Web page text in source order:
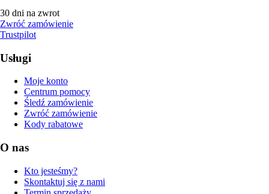
30 dni na zwrot
Zwróć zamówienie
Trustpilot
Usługi
Moje konto
Centrum pomocy
Śledź zamówienie
Zwróć zamówienie
Kody rabatowe
O nas
Kto jesteśmy?
Skontaktuj się z nami